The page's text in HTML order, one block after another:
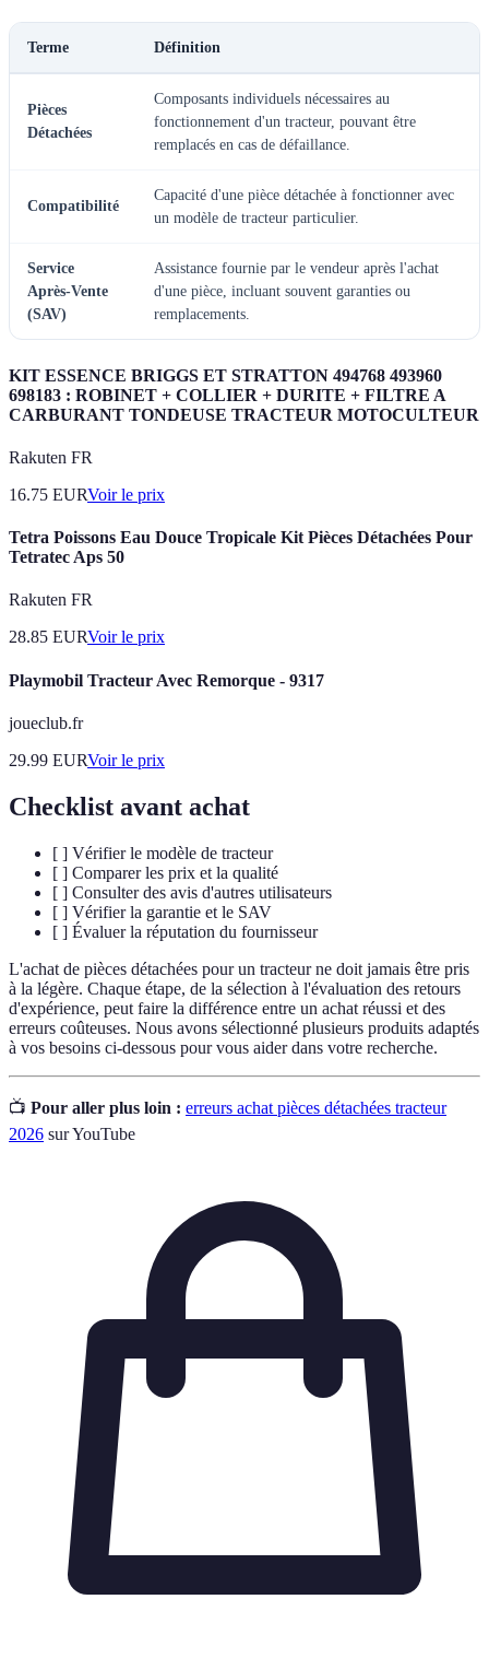
Terme Définition
Pièces
Détachées
Composants individuels nécessaires au
fonctionnement d'un tracteur, pouvant être
remplacés en cas de défaillance.
Compatibilité
Capacité d'une pièce détachée à fonctionner avec
un modèle de tracteur particulier.
Service
Après-Vente
(SAV)
Assistance fournie par le vendeur après l'achat
d'une pièce, incluant souvent garanties ou
remplacements.
KIT ESSENCE BRIGGS ET STRATTON 494768 493960
698183 : ROBINET + COLLIER + DURITE + FILTRE A
CARBURANT TONDEUSE TRACTEUR MOTOCULTEUR
Rakuten FR
16.75 EURVoir le prix
Tetra Poissons Eau Douce Tropicale Kit Pièces Détachées Pour
Tetratec Aps 50
Rakuten FR
28.85 EURVoir le prix
Playmobil Tracteur Avec Remorque - 9317
joueclub.fr
29.99 EURVoir le prix
Checklist avant achat
[ ] Vérifier le modèle de tracteur
[ ] Comparer les prix et la qualité
[ ] Consulter des avis d'autres utilisateurs
[ ] Vérifier la garantie et le SAV
[ ] Évaluer la réputation du fournisseur
L'achat de pièces détachées pour un tracteur ne doit jamais être pris
à la légère. Chaque étape, de la sélection à l'évaluation des retours
d'expérience, peut faire la différence entre un achat réussi et des
erreurs coûteuses. Nous avons sélectionné plusieurs produits adaptés
à vos besoins ci-dessous pour vous aider dans votre recherche.
📺 Pour aller plus loin : erreurs achat pièces détachées tracteur
2026 sur YouTube